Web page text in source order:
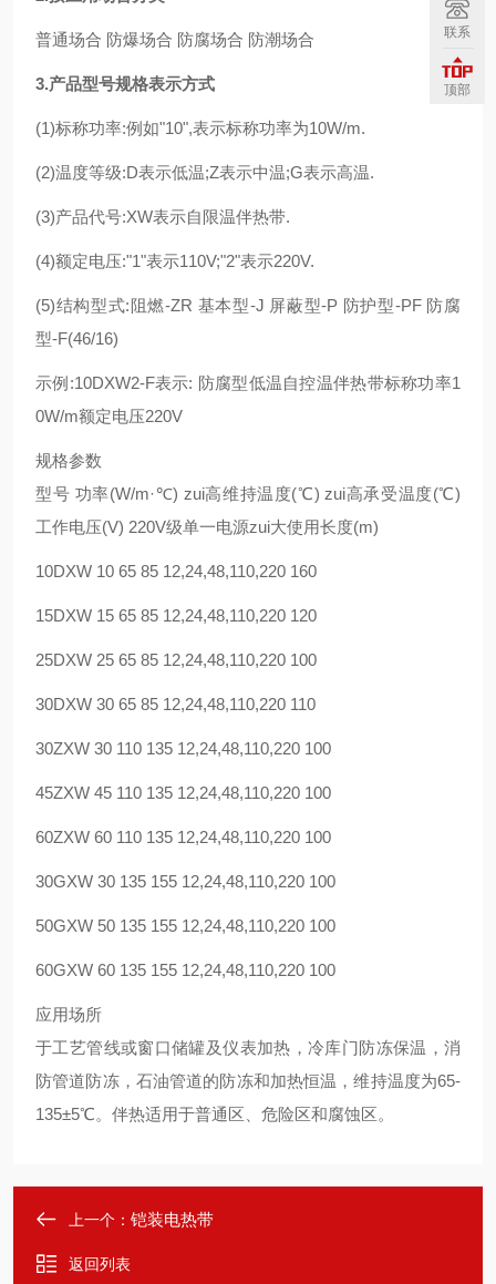
普通场合 防爆场合 防腐场合 防潮场合
3.产品型号规格表示方式
(1)标称功率:例如"10",表示标称功率为10W/m.
(2)温度等级:D表示低温;Z表示中温;G表示高温.
(3)产品代号:XW表示自限温伴热带.
(4)额定电压:"1"表示110V;"2"表示220V.
(5)结构型式:阻燃-ZR 基本型-J 屏蔽型-P 防护型-PF 防腐
型-F(46/16)
示例:10DXW2-F表示: 防腐型低温自控温伴热带标称功率1
0W/m额定电压220V
规格参数
型号 功率(W/m·℃) zui高维持温度(℃) zui高承受温度(℃)
工作电压(V) 220V级单一电源zui大使用长度(m)
10DXW 10 65 85 12,24,48,110,220 160
15DXW 15 65 85 12,24,48,110,220 120
25DXW 25 65 85 12,24,48,110,220 100
30DXW 30 65 85 12,24,48,110,220 110
30ZXW 30 110 135 12,24,48,110,220 100
45ZXW 45 110 135 12,24,48,110,220 100
60ZXW 60 110 135 12,24,48,110,220 100
30GXW 30 135 155 12,24,48,110,220 100
50GXW 50 135 155 12,24,48,110,220 100
60GXW 60 135 155 12,24,48,110,220 100
应用场所
于工艺管线或窗口储罐及仪表加热，冷库门防冻保温，消
防管道防冻，石油管道的防冻和加热恒温，维持温度为65-
135±5℃。伴热适用于普通区、危险区和腐蚀区。
上一个： 铠装电热带
返回列表
联系
顶部